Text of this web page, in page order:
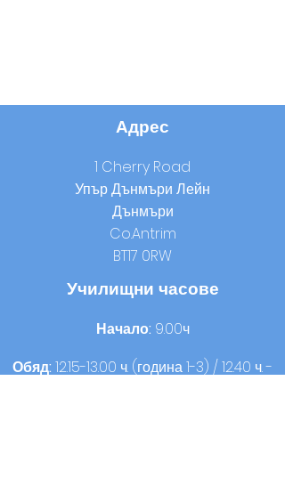
Адрес
1 Cherry Road
Упър Дънмъри Лейн
Дънмъри
Co.Antrim
BT17 0RW
Училищни часове
Начало: 9.00ч
Обяд: 12.15-13.00 ч. (година 1-3) / 12.40 ч. -